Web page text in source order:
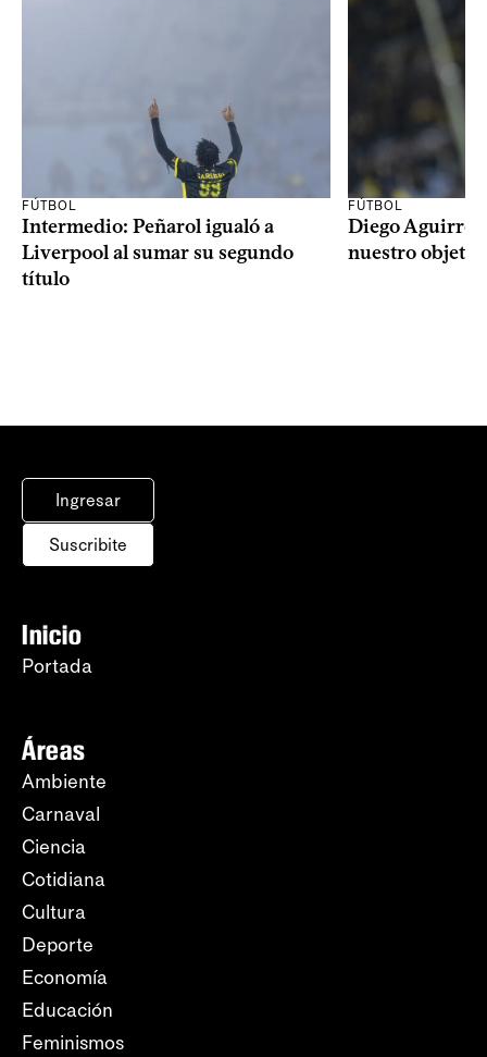
FÚTBOL
Intermedio: Peñarol igualó a
Liverpool al sumar su segundo
título
FÚTBOL
Diego Aguirre:
nuestro
Ingresar
Suscribite
Inicio
Portada
Áreas
Ambiente
Carnaval
Ciencia
Cotidiana
Cultura
Deporte
Economía
Educación
Feminismos